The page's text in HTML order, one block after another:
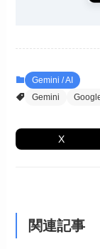
Gemini / AI
Gemini
X
関連記事